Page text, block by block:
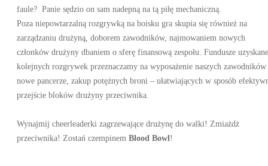
faule? Panie sędzio on sam nadepną na tą piłę mechaniczną.
Poza niepowtarzalną rozgrywką na boisku gra skupia się również na
zarządzaniu drużyną, doborem zawodników, najmowaniem nowych
członków drużyny dbaniem o sferę finansową zespołu. Fundusze
kolejnych rozgrywek przeznaczamy na wyposażenie naszych
nowe pancerze, zakup potężnych broni – ułatwiających w sposób
przejście bloków drużyny przeciwnika.
Wynajmij cheerleaderki zagrzewające drużynę do walki! Zmiażdż
przeciwnika! Zostań czempinem Blood Bowl !